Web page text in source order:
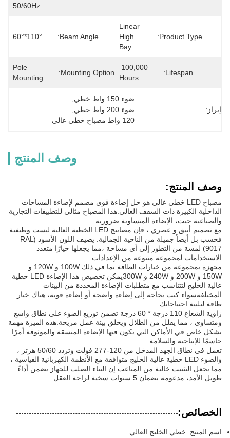
50/60Hz
Product Type:
Linear
High
Bay
Beam Angle:
110°*60°
Lifespan:
Hours
Mounting Option:
Pole
Mounting
إبراز:
ضوء 150 واط خطي
ضوء 200 واط خطي
120 واط مصباح خطي عالي
وصف المنتج
وصف المنتج:
مصباح LED خطي عالي هو حل إضاءة قوي مصمم لإضاءة المساحات
الداخلية الكبيرة ذات السقف العالي.هذا المصباح مثالي للتطبيقات التجارية
والصناعية حيث، الإضاءة المتساوية ضرورية.
مع تصميم أنيق و عصري ، فإن مصابيح LED الخطية العالية ليست وظيفية
فحسب بل أيضاً جميلة من الناحية الجمالية. يضيف اللون الأسود (RAL
9017) لمسة من التطور إلى أي مساحة ،مما يجعلها خيارًا متعدد
الاستخدامات لمجموعة متنوعة من الإعدادات.
مجهزة بمجموعة من خيارات الطاقة بما في ذلك 100W و 120W و
150W و 200W و 240W و 300Wيمكن تخصيص هذا الإضاءة LED خطية
عالية الخليج لتتناسب مع متطلبات الإضاءة المحددة من البيئات
المختلفةسواء كنت بحاجة إلى إضاءة واضحة أو إضاءة قوية، هناك خيار
طاقة لتلبية احتياجاتك.
زاوية الشعاع 110 درجة * 60 درجة تضمن توزيع الضوء على نطاق واسع
ومتساوي ، مما يقلل من الظلال ويخلق بيئة عمل مريحة.هذه الميزة مهمة
بشكل خاص في الأماكن التي يكون فيها الإضاءة المتسقة والموثوقة أمرًا
حاسمًا للإنتاجية والسلامة.
تعمل في نطاق الجهد المدخل من 120-277 فولت وتردد 50/60 هرتز ،
والضوء LED خطية عالية الخليج متوافقة مع الأنظمة الكهربائية القياسية ،
مما يجعل التثبيت خالية من المتاعب.إن البناء الصلب للجهاز يضمن أداءً
طويل الأمد، مدعومة بضمان 5 سنوات سخية لراحة العقل.
الخصائص:
اسم المنتج: خطي الخليج العالي